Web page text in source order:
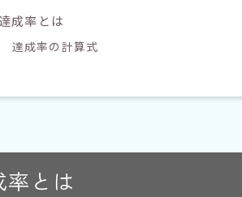
達成率とは
達成率の計算式
率とは